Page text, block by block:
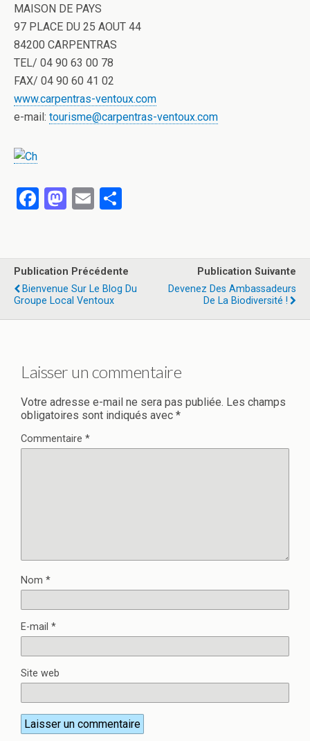
MAISON DE PAYS
97 PLACE DU 25 AOUT 44
84200 CARPENTRAS
TEL/ 04 90 63 00 78
FAX/ 04 90 60 41 02
www.carpentras-ventoux.com
e-mail: tourisme@carpentras-ventoux.com
F
b
o
o
M
o
d
o
E
g
er
Publication Précédente
Bienvenue Sur Le Blog Du
Groupe Local Ventoux
Publication Suivante
Devenez Des Ambassadeurs
De La Biodiversité !
Laisser un commentaire
Votre adresse e-mail ne sera pas publiée. Les champs
obligatoires sont indiqués avec *
Commentaire *
Nom *
E-mail *
Site web